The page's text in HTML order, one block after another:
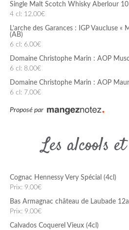
Single Malt Scotch Whisky Aberlour 10
4 cl: 12.00€
L’arche des Garances : IGP Vaucluse
(AB)
6 cl: 6.00€
Domaine Christophe Marin : AOP
6 cl: 8.00€
Domaine Christophe Marin : AOP
6 cl: 7.00€
Proposé par
Les alcools
Cognac Hennessy Very Spécial (4cl)
Prix: 9.00€
Bas Armagnac château de Laubade
Prix: 9.00€
Calvados Coquerel Vieux (4cl)